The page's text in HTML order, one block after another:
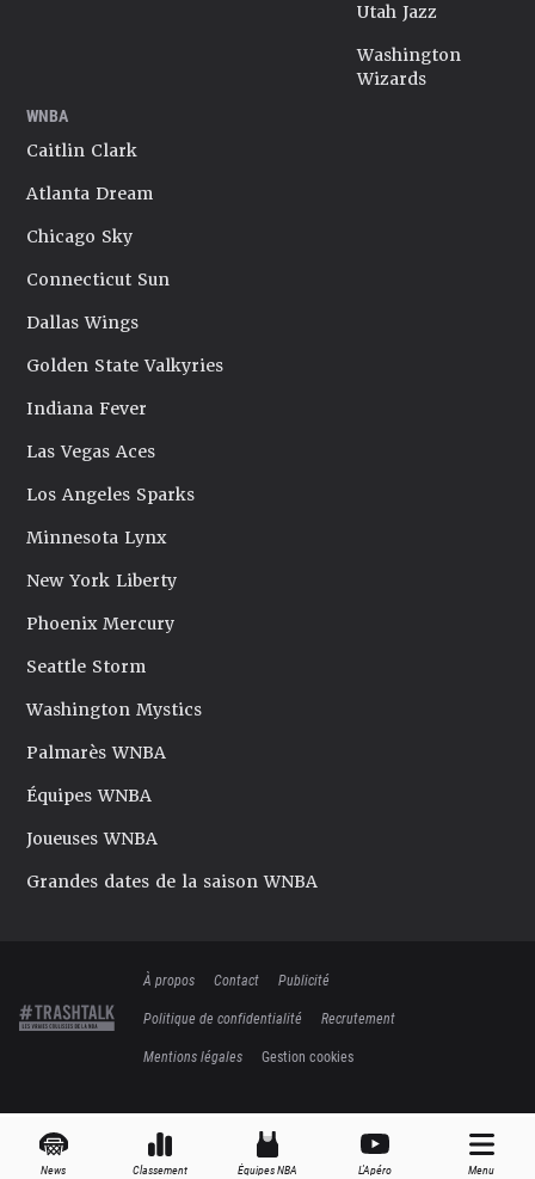
News Classement Équipes NBA L'Apéro Menu
Utah Jazz
Washington
Wizards
WNBA
Caitlin Clark
Atlanta Dream
Chicago Sky
Connecticut Sun
Dallas Wings
Golden State Valkyries
Indiana Fever
Las Vegas Aces
Los Angeles Sparks
Minnesota Lynx
New York Liberty
Phoenix Mercury
Seattle Storm
Washington Mystics
Palmarès WNBA
Équipes WNBA
Joueuses WNBA
Grandes dates de la saison WNBA
À propos Contact
Publicité
Politique de confidentialité
Recrutement
Mentions légales
Gestion cookies